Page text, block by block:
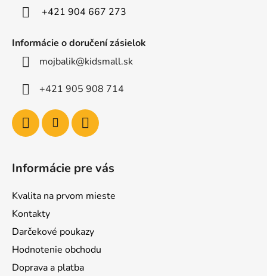
+421 904 667 273
Informácie o doručení zásielok
mojbalik@kidsmall.sk
+421 905 908 714
Informácie pre vás
Kvalita na prvom mieste
Kontakty
Darčekové poukazy
Hodnotenie obchodu
Doprava a platba